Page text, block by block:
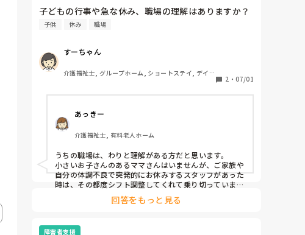
子どもの行事や急な休み、職場の理解はありますか？
子供 休み 職場
すーちゃん
介護福祉士, グループホーム, ショートステイ, デイサ
2 ・ 07/01
あっきー
介護福祉士, 有料老人ホーム
うちの職場は、わりと理解がある方だと思います。
小さいお子さんのあるママさんはいませんが、ご家族や
自分の体調不良で突発的にお休みするスタッフがあった
時は、その都度シフト調整してくれて乗り切っていま
人手不足だし、他のスタッフに皺寄せは行きますが、そ
スタッフ同士仲がいいので、お互いさま、という気持ち
も生まれるのかな、とも思っています。
回答をもっと見る
障害者支援